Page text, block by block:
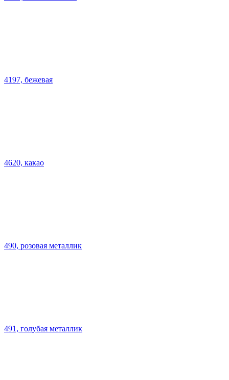
4197, бежевая
4620, какао
490, розовая металлик
491, голубая металлик